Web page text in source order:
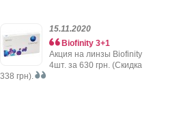
15.11.2020
Biofinity 3+1
Акция на линзы Biofinity
4шт. за 630 грн. (Скидка
338 грн).